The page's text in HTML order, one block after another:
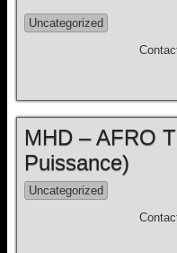
Uncategorized
MHD – AFRO
Puissance)
Uncategorized